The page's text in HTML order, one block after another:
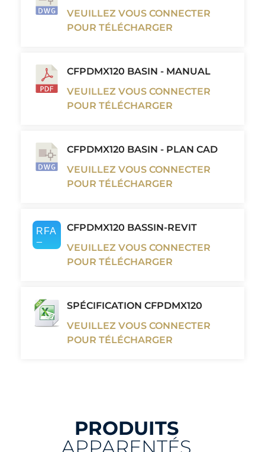
VEUILLEZ VOUS CONNECTER
POUR TÉLÉCHARGER
CFPDMX120 BASIN - MANUAL
VEUILLEZ VOUS CONNECTER
POUR TÉLÉCHARGER
CFPDMX120 BASIN - PLAN CAD
VEUILLEZ VOUS CONNECTER
POUR TÉLÉCHARGER
CFPDMX120 BASSIN-REVIT
VEUILLEZ VOUS CONNECTER
POUR TÉLÉCHARGER
SPÉCIFICATION CFPDMX120
VEUILLEZ VOUS CONNECTER
POUR TÉLÉCHARGER
PRODUITS
APPARENTÉS